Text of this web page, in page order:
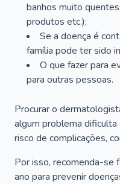
banhos muito
produtos etc.);
Se a doença é
família pode ter sido
O que fazer para
para outras pessoas.
Procurar o
algum problema
risco de complicações,
Por isso, recomenda-se
ano para prevenir